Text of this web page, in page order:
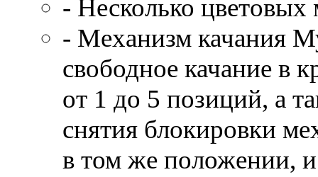
- Несколько
- Механизм качания
свободное качание в
от 1 до 5 позиций, а
снятия блокировки
в том же положении,